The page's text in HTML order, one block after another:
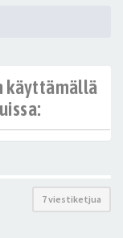
käyttämällä
7 viestiketjua